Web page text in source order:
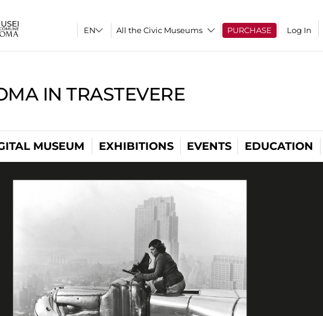
All the Civic Museums PURCHASE Log In
IN TRASTEVERE
MUSEUM EXHIBITIONS EVENTS EDUCATION